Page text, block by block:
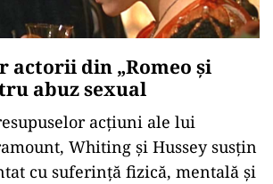
actorii din „Romeo și
abuz sexual
acţiuni ale lui
Whiting şi Hussey susţin
cu suferinţă fizică, mentală şi